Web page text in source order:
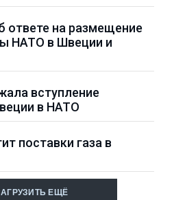
ответе на размещение
НАТО в Швеции и
вступление
в НАТО
поставки газа в
ЕЩЁ